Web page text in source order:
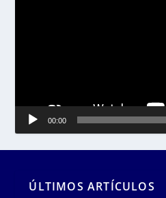
00:00
ÚLTIMOS ARTÍCULOS